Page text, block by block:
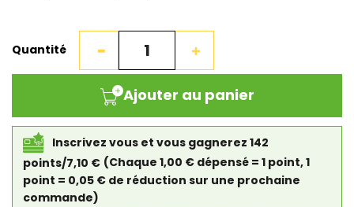
Quantité
Ajouter au panier
Inscrivez vous et vous gagnerez 142
points/7,10 € (Chaque 1,00 € dépensé = 1 point, 1
point = 0,05 € de réduction sur une prochaine
commande)